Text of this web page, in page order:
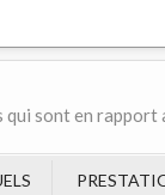
sont en rapport